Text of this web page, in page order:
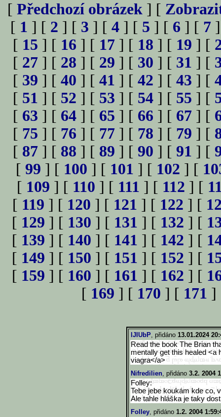
[ Předchozí obrázek ] [
[ 1 ] [ 2 ] [ 3 ] [ 4 ] [ 5 ] [ 6 ] [ 7
[ 15 ] [ 16 ] [ 17 ] [ 18 ] [ 19 ] [
[ 27 ] [ 28 ] [ 29 ] [ 30 ] [ 31 ] [
[ 39 ] [ 40 ] [ 41 ] [ 42 ] [ 43 ] [
[ 51 ] [ 52 ] [ 53 ] [ 54 ] [ 55 ] [
[ 63 ] [ 64 ] [ 65 ] [ 66 ] [ 67 ] [
[ 75 ] [ 76 ] [ 77 ] [ 78 ] [ 79 ] [
[ 87 ] [ 88 ] [ 89 ] [ 90 ] [ 91 ] [
[ 99 ] [ 100 ] [ 101 ] [ 102 ] [
[ 109 ] [ 110 ] [ 111 ] [ 112 ] [
[ 119 ] [ 120 ] [ 121 ] [ 122 ] [
[ 129 ] [ 130 ] [ 131 ] [ 132 ] [
[ 139 ] [ 140 ] [ 141 ] [ 142 ] [
[ 149 ] [ 150 ] [ 151 ] [ 152 ] [
[ 159 ] [ 160 ] [ 161 ] [ 162 ] [
[ 169 ] [ 170 ] [ 171 ]
lJIUbP, přidáno 13.01.2024
Read the book The Brian
mentally get this healed <a
viagra</a>
Nifredilien, přidáno 3.2. 2004
Folley:
Tebe jebe koukám kde co,
Ale tahle hláška je taky
Folley, přidáno 1.2. 2004